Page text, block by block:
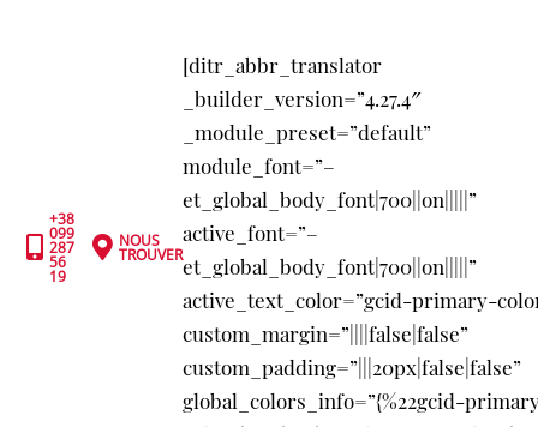

+38
099
287
56
19
 NOUS
TROUVER
[ditr_abbr_translator
_builder_version=”4.27.4″
_module_preset=”default”
module_font=”–
et_global_body_font|700||on|||||”
active_font=”–
et_global_body_font|700||on|||||”
active_text_color=”gcid-primary-
custom_margin=”||||false|false”
custom_padding=”|||20px|false|false”
global_colors_info=”{%22gcid-